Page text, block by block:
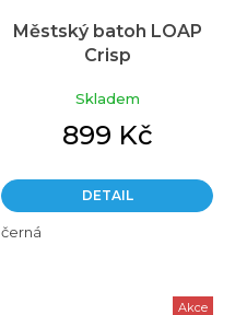
Městský batoh LOAP
Crisp
Skladem
899 Kč
DETAIL
černá
Akce